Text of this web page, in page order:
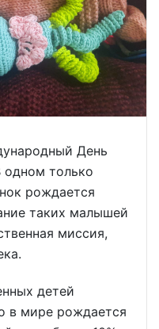
День
одном только
рождается
таких малышей
миссия,
детей
в мире рождается